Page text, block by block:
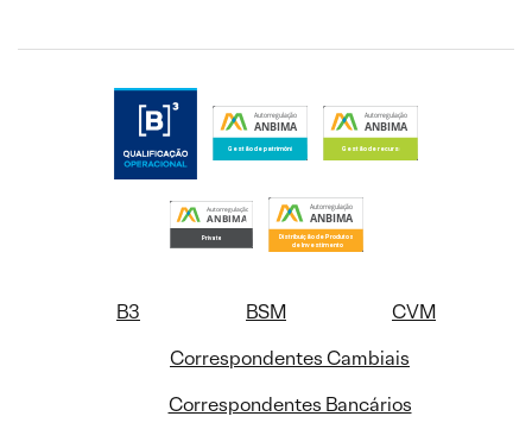
B3 BSM
CVM
Correspondentes Cambiais
Correspondentes Bancários